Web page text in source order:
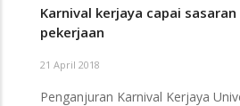
Karnival kerjaya capai
pekerjaan
21 April 2018
Penganjuran Karnival Kerjaya